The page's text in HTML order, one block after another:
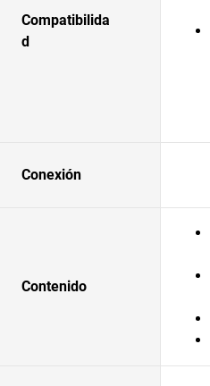
Compatibilida
d
Conexión
Contenido